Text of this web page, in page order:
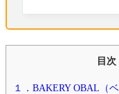
目次
１．BAKERY OBAL（